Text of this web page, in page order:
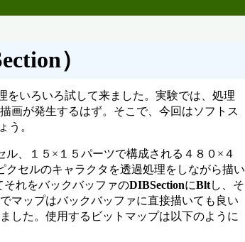
）
をいろいろ試して来ました。実験では、処理
画が発生するはず。そこで、今回はソフトス
う。
、１５×１５パーツで構成される４８０×４
セルのキャラクタを透過処理をしながら描い
それをバックバッファのDIBSectionにBltし、そ
マップはバックバッファに直接描いても良い
した。使用するビットマップは以下のように